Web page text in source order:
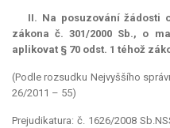
II. Na posuzování žádosti
zákona č. 301/2000 Sb., o
aplikovat § 70 odst. 1 téhož
(Podle rozsudku Nejvyššího
26/2011 – 55)
Prejudikatura: č. 1626/2008